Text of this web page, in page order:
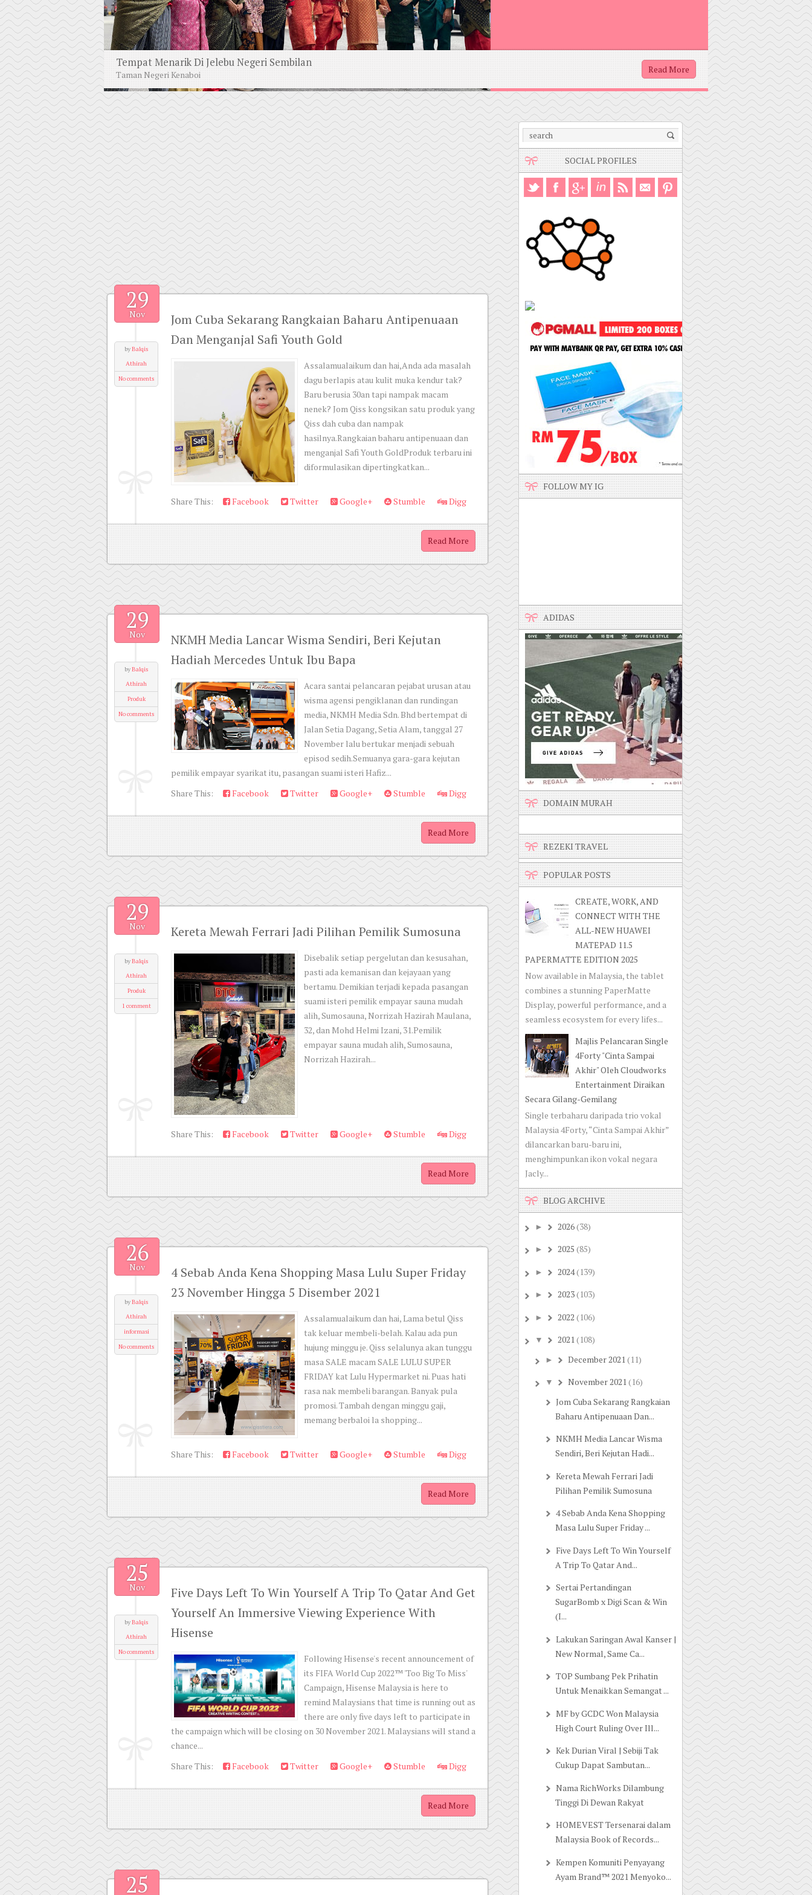
Read More
Tempat Menarik Di Jelebu Negeri Sembilan
Taman Negeri Kenaboi
29
Nov
byBalqis
Athirah
No comments
Jom Cuba Sekarang Rangkaian Baharu Antipenuaan
Dan Menganjal Safi Youth Gold
Assalamualaikum dan hai,Anda ada masalah
dagu berlapis atau kulit muka kendur tak?
Baru berusia 30an tapi nampak macam
nenek? Jom Qiss kongsikan satu produk yang
Qiss dah cuba dan nampak
hasilnya.Rangkaian baharu antipenuaan dan
menganjal Safi Youth GoldProduk terbaru ini
diformulasikan dipertingkatkan...
Share This: Facebook Twitter Google+ Stumble Digg
Read More
29
Nov
byBalqis
Athirah
Produk
No comments
NKMH Media Lancar Wisma Sendiri, Beri Kejutan
Hadiah Mercedes Untuk Ibu Bapa
Acara santai pelancaran pejabat urusan atau
wisma agensi pengiklanan dan rundingan
media, NKMH Media Sdn. Bhd bertempat di
Jalan Setia Dagang, Setia Alam, tanggal 27
November lalu bertukar menjadi sebuah
episod sedih.Semuanya gara-gara kejutan
pemilik empayar syarikat itu, pasangan suami isteri Hafiz...
Share This:
Facebook Twitter Google+ Stumble Digg
Read More
29
Nov
byBalqis
Athirah
Produk
1 comment
Kereta Mewah Ferrari Jadi Pilihan Pemilik Sumosuna
Disebalik setiap pergelutan dan kesusahan,
pasti ada kemanisan dan kejayaan yang
bertamu. Demikian terjadi kepada pasangan
suami isteri pemilik empayar sauna mudah
alih, Sumosauna, Norrizah Hazirah Maulana,
32, dan Mohd Helmi Izani, 31.Pemilik
empayar sauna mudah alih, Sumosauna,
Norrizah Hazirah...
Share This: Facebook Twitter Google+ Stumble Digg
Read More
26
Nov
byBalqis
Athirah
informasi
No comments
4 Sebab Anda Kena Shopping Masa Lulu Super Friday
23 November Hingga 5 Disember 2021
Assalamualaikum dan hai, Lama betul Qiss
tak keluar membeli-belah. Kalau ada pun
hujung minggu je. Qiss selalunya akan tunggu
masa SALE macam SALE LULU SUPER
FRIDAY kat Lulu Hypermarket ni. Puas hati
rasa nak membeli barangan. Banyak pula
promosi. Tambah dengan minggu gaji,
memang berbaloi la shopping...
Share This: Facebook Twitter Google+ Stumble Digg
Read More
25
Nov
byBalqis
Athirah
No comments
Five Days Left To Win Yourself A Trip To Qatar And Get
Yourself An Immersive Viewing Experience With
Hisense
Following Hisense's recent announcement of
its FIFA World Cup 2022™ 'Too Big To Miss'
Campaign, Hisense Malaysia is here to
remind Malaysians that time is running out as
there are only five days left to participate in
the campaign which will be closing on 30 November 2021. Malaysians will stand a
chance...
Share This:
Facebook Twitter Google+ Stumble Digg
Read More
25
SOCIAL PROFILES
FOLLOW MY IG
ADIDAS
DOMAIN MURAH
REZEKI TRAVEL
POPULAR POSTS
CREATE, WORK, AND
CONNECT WITH THE
ALL-NEW HUAWEI
MATEPAD 11.5
PAPERMATTE EDITION 2025
Now available in Malaysia, the tablet
combines a stunning PaperMatte
Display, powerful performance, and a
seamless ecosystem for every lifes...
Majlis Pelancaran Single
4Forty "Cinta Sampai
Akhir" Oleh Cloudworks
Entertainment Diraikan
Secara Gilang-Gemilang
Single terbaharu daripada trio vokal
Malaysia 4Forty, “Cinta Sampai Akhir”
dilancarkan baru-baru ini,
menghimpunkan ikon vokal negara
Jacly...
BLOG ARCHIVE
► 2026(38)
► 2025 (85)
► 2024(139)
► 2023(103)
► 2022 (106)
▼ 2021(108)
► December 2021 (11)
▼ November 2021(16)
Jom Cuba Sekarang Rangkaian
Baharu Antipenuaan Dan...
NKMH Media Lancar Wisma
Sendiri, Beri Kejutan Hadi...
Kereta Mewah Ferrari Jadi
Pilihan Pemilik Sumosuna
4 Sebab Anda Kena Shopping
Masa Lulu Super Friday ...
Five Days Left To Win Yourself
A Trip To Qatar And...
Sertai Pertandingan
SugarBomb x Digi Scan & Win
(I...
Lakukan Saringan Awal Kanser |
New Normal, Same Ca...
TOP Sumbang Pek Prihatin
Untuk Menaikkan Semangat ...
MF by GCDC Won Malaysia
High Court Ruling Over Ill...
Kek Durian Viral | Sebiji Tak
Cukup Dapat Sambutan...
Nama RichWorks Dilambung
Tinggi Di Dewan Rakyat
HOMEVEST Tersenarai dalam
Malaysia Book of Records...
Kempen Komuniti Penyayang
Ayam Brand™ 2021 Menyoko...